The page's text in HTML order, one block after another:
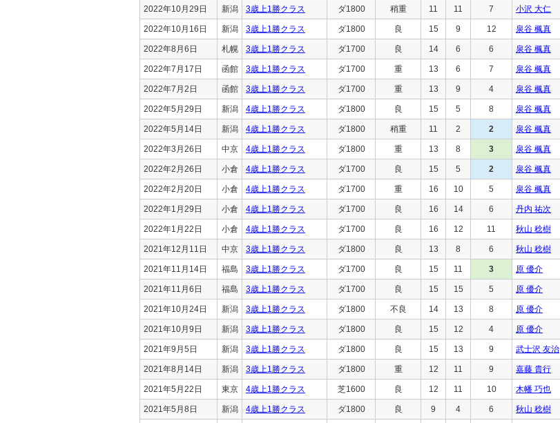
2022年10月29日 新潟 3歳上1勝クラス ダ1800 稍重 11 11 7 小沢 大仁
2022年10月16日 新潟 3歳上1勝クラス ダ1800 良 15 9 12 泉谷 楓真
2022年8月6日 札幌 3歳上1勝クラス ダ1700 良 14 6 6 泉谷 楓真
2022年7月17日 函館 3歳上1勝クラス ダ1700 重 13 6 7 泉谷 楓真
2022年7月2日 函館 3歳上1勝クラス ダ1700 重 13 9 4 泉谷 楓真
2022年5月29日 新潟 4歳上1勝クラス ダ1800 良 15 5 8 泉谷 楓真
2022年5月14日 新潟 4歳上1勝クラス ダ1800 稍重 11 2 2 泉谷 楓真
2022年3月26日 中京 4歳上1勝クラス ダ1800 重 13 8 3 泉谷 楓真
2022年2月26日 小倉 4歳上1勝クラス ダ1700 良 15 5 2 泉谷 楓真
2022年2月20日 小倉 4歳上1勝クラス ダ1700 重 16 10 5 泉谷 楓真
2022年1月29日 小倉 4歳上1勝クラス ダ1700 良 16 14 6 丹内 祐次
2022年1月22日 小倉 4歳上1勝クラス ダ1700 良 16 12 11 秋山 稔樹
2021年12月11日 中京 3歳上1勝クラス ダ1800 良 13 8 6 秋山 稔樹
2021年11月14日 福島 3歳上1勝クラス ダ1700 良 15 11 3 原 優介
2021年11月6日 福島 3歳上1勝クラス ダ1700 良 15 15 5 原 優介
2021年10月24日 新潟 3歳上1勝クラス ダ1800 不良 14 13 8 原 優介
2021年10月9日 新潟 3歳上1勝クラス ダ1800 良 15 12 4 原 優介
2021年9月5日 新潟 3歳上1勝クラス ダ1800 良 15 13 9 武士沢 友治
2021年8月14日 新潟 3歳上1勝クラス ダ1800 重 12 11 9 嘉藤 貴行
2021年5月22日 東京 4歳上1勝クラス 芝1600 良 12 11 10 木幡 巧也
2021年5月8日 新潟 4歳上1勝クラス ダ1800 良 9 4 6 秋山 稔樹